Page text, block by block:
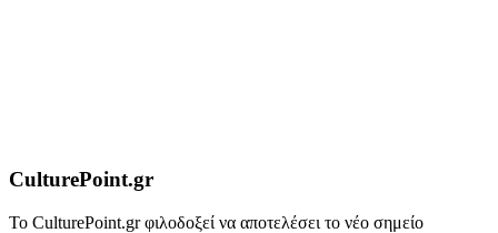
CulturePoint.gr
Το CulturePoint.gr φιλοδοξεί να αποτελέσει το νέο σημείο